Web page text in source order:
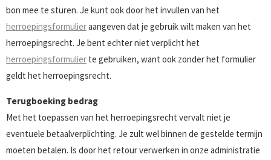
bon mee te sturen. Je kunt ook door het invullen van het
herroepingsformulieraangeven dat je gebruik wilt maken van het
herroepingsrecht. Je bent echter niet verplicht het
herroepingsformulier te gebruiken, want ook zonder het formulier
geldt het herroepingsrecht.
Terugboeking bedrag
Met het toepassen van het herroepingsrecht vervalt niet je
eventuele betaalverplichting. Je zult wel binnen de gestelde termijn
moeten betalen. Is door het retour verwerken in onze administratie